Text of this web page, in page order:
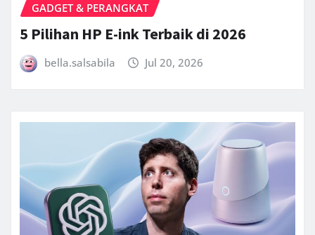
GADGET & PERANGKAT
5 Pilihan HP E-ink Terbaik di 2026
bella.salsabila Jul 20, 2026